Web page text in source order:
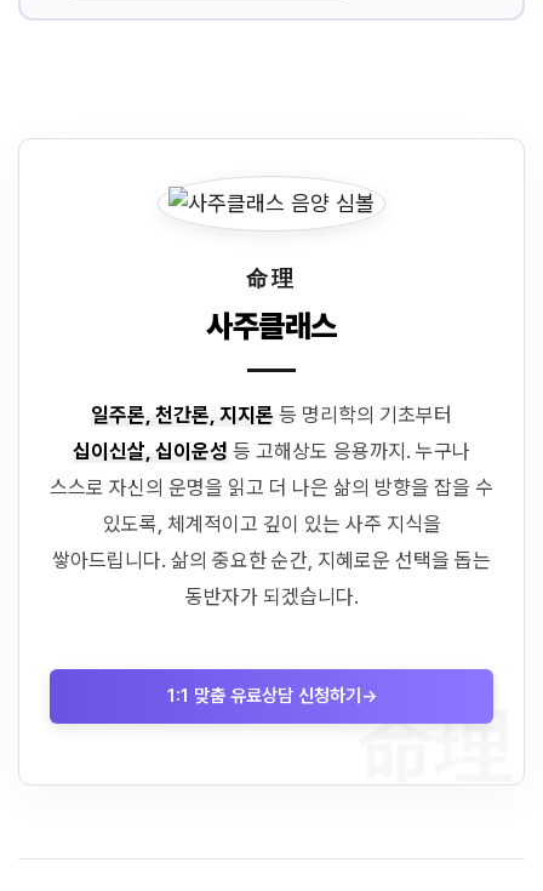
命理
命理
사주클래스
일주론, 천간론, 지지론 등 명리학의 기초부터
십이신살, 십이운성 등 고해상도 응용까지. 누구나
스스로 자신의 운명을 읽고 더 나은 삶의 방향을 잡을 수
있도록, 체계적이고 깊이 있는 사주 지식을
쌓아드립니다. 삶의 중요한 순간, 지혜로운 선택을 돕는
동반자가 되겠습니다.
1:1 맞춤 유료상담 신청하기 →